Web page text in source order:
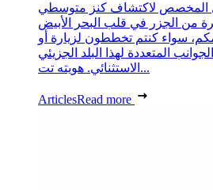
المخصص لاكتشاف كنز متوسطي
من الجزر في قلب البحر الأبيض
سواء كنتم تخططون لزيارة أو
المتعددة لهذا البلد الجزيئي
الاستثنائي. هويته تت...
ArticlesRead more